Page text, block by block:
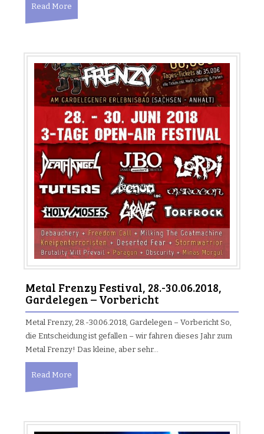
Read More
Metal Frenzy Festival, 28.-30.06.2018,
Gardelegen – Vorbericht
Metal Frenzy, 28.-30.06.2018, Gardelegen – Vorbericht So,
die Entscheidung ist gefallen – wir fahren dieses Jahr zum
Metal Frenzy! Das kleine, aber sehr…
Read More